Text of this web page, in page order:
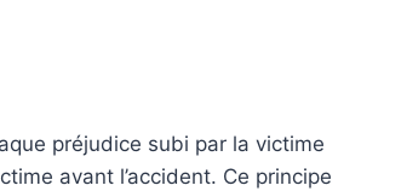
préjudice subi par la victime
avant l’accident. Ce principe